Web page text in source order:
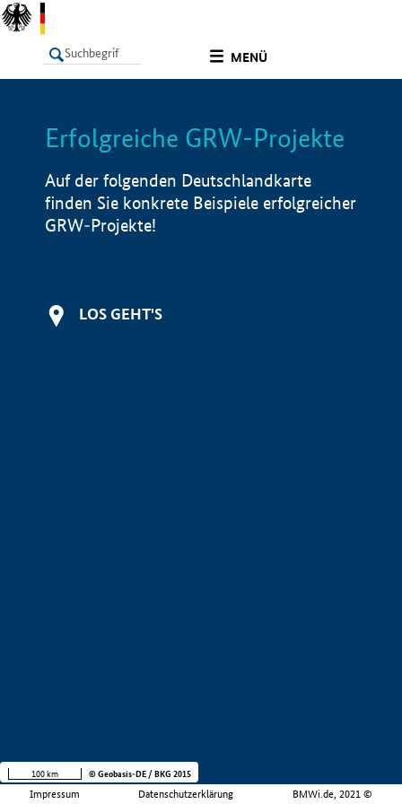
MENÜ
LISTE Info
Erfolgreiche GRW-Projekte
Auf der folgenden Deutschlandkarte
finden Sie konkrete Beispiele erfolgreicher
GRW-Projekte!
LOS GEHT'S
Impressum Datenschutzerklärung BMWi.de, 2021 ©
100 km © Geobasis-DE / BKG 2015